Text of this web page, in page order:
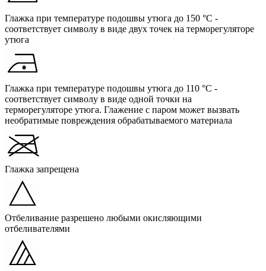
Глажка при температуре подошвы утюга до 150 °C -
соответствует символу в виде двух точек на терморегуляторе
утюга
Глажка при температуре подошвы утюга до 110 °C -
соответствует символу в виде одной точки на
терморегуляторе утюга. Глажение с паром может вызвать
необратимые повреждения обрабатываемого материала
Глажка запрещена
Отбеливание разрешено любыми окисляющими
отбеливателями